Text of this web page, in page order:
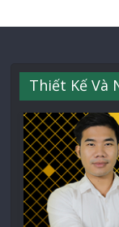
Thiết Kế Và